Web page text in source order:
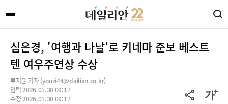
심은경, '여행과 나날'로 키네마 준보 베스트
텐 여우주연상 수상
류지윤 기자 (yoozi44@dailian.co.kr)
입력 2026.01.30 09:17
수정 2026.01.30 09:17